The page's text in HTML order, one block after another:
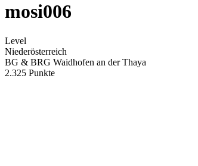
mosi006
Level
Niederösterreich
BG & BRG Waidhofen an der Thaya
2.325 Punkte